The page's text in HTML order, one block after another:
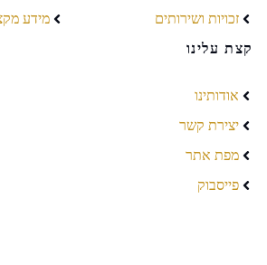
זכויות ושירותים
מידע
קצת עלינו
אודותינו
יצירת קשר
מפת אתר
פייסבוק